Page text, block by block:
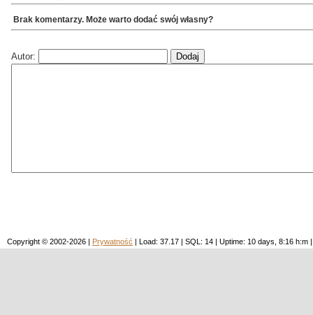
Brak komentarzy. Może warto dodać swój własny?
Autor:
Copyright © 2002-2026 | Prywatność | Load: 37.17 | SQL: 14 | Uptime: 10 days, 8:16